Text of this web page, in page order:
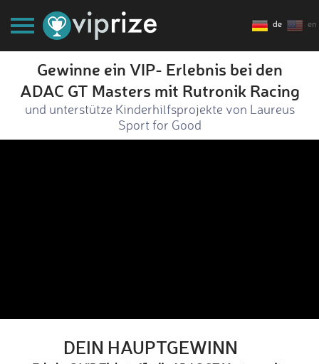
de en
Gewinne ein VIP- Erlebnis bei den
ADAC GT Masters mit Rutronik Racing
und unterstütze Kinderhilfsprojekte von Laureus
Sport for Good
DEIN HAUPTGEWINN